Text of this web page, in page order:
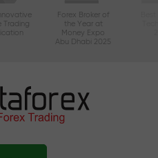
Trading
Forex Broker of
the Year at
Money Expo
Abu Dhabi 2025